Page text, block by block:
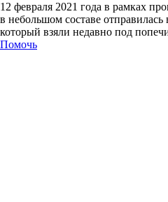
12 февраля 2021 года в рамках
в небольшом составе
который взяли недавно под
Помочь